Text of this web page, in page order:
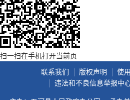
扫一扫在手机打开当前页
联系我们
版权声明 使
违法和不良信息举报中